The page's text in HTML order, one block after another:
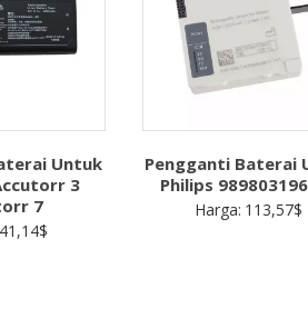
Untuk
3
7
41,14$
Pengganti Baterai
Philips
Harga: 113,57$